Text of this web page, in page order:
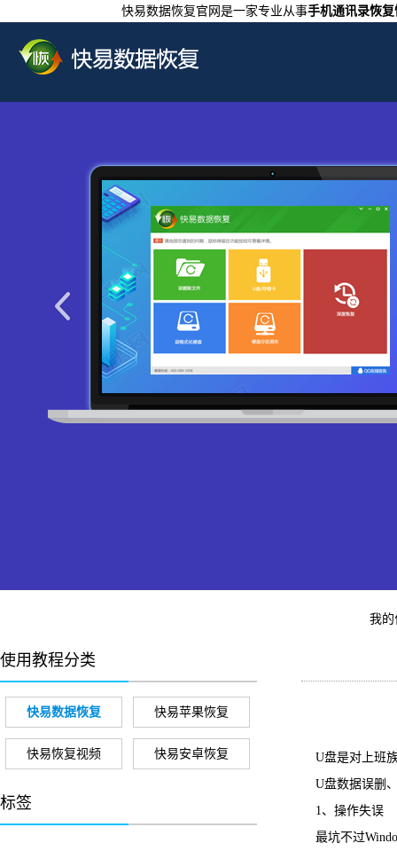
快易数据恢复官网是一家专业从事手机通讯录恢
我
使用教程分类
快易数据恢复 快易苹果恢复
快易恢复视频 快易安卓恢复
标签
U盘是对上班族
U盘数据误删
1、操作失误
最坑不过